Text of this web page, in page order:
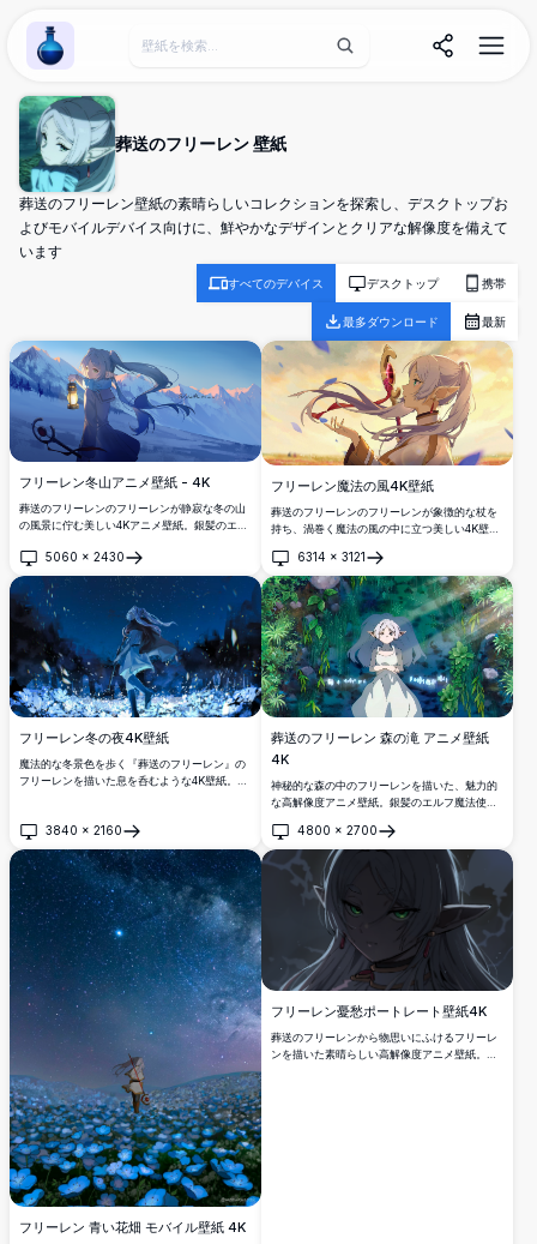
Wallpaper Alchemy
葬送のフリーレン 壁紙
葬送のフリーレン壁紙の素晴らしいコレクションを探索し、デスクトップお
よびモバイルデバイス向けに、鮮やかなデザインとクリアな解像度を備えて
います
すべてのデバイス デスクトップ 携帯
最多ダウンロード 最新
フリーレン冬山アニメ壁紙 - 4K
葬送のフリーレンのフリーレンが静寂な冬の山
の風景に佇む美しい4Kアニメ壁紙。銀髪のエル
光に照らされた雪に覆われた壮大な山々を背景
にして、平和で魔法的な雰囲気を演出していま
す。
5060 × 2430
開く
フリーレン魔法の風4K壁紙
葬送のフリーレンのフリーレンが象徴的な杖を
持ち、渦巻く魔法の風の中に立つ美しい4K壁
焼けを背景に、流れる髪と神秘的な雰囲気でウ
ルトラハイデフィニション品質で美しく描かれ
ています。
6314 × 3121
開く
フリーレン冬の夜4K壁紙
魔法的な冬景色を歩く『葬送のフリーレン』の
フリーレンを描いた息を呑むような4K壁紙。白
な超高解像度品質で表現されています。
3840 × 2160
開く
葬送のフリーレン 森の滝 アニメ壁紙
4K
神秘的な森の中のフリーレンを描いた、魅力的
な高解像度アニメ壁紙。銀髪のエルフ魔法使い
植物と幻想的な光に包まれています。あらゆる
スクリーンに最適な、魅惑的で穏やかな雰囲気
を演出します。
4800 × 2700
開く
フリーレン 青い花畑 モバイル壁紙 4K
フリーレン憂愁ポートレート壁紙4K
葬送のフリーレンから物思いにふけるフリーレ
ンを描いた素晴らしい高解像度アニメ壁紙。こ